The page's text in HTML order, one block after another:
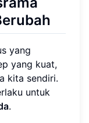
yang
yang kuat,
kita sendiri.
untuk
.